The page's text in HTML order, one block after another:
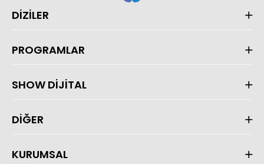
DİZİLER
PROGRAMLAR
SHOW DİJİTAL
DİĞER
KURUMSAL